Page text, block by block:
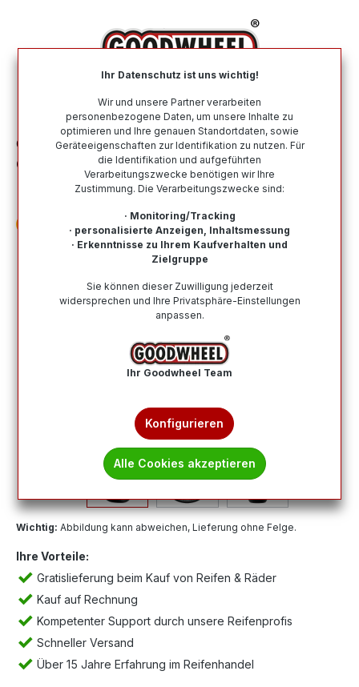
Ganzjahresreifen Nach Größe 235 45 R20
CONTINENTAL ALLSEASONCONTACT 2
(EVc) 235/45R20 100T (EVc) XL FR BSW
Wichtig: Abbildung kann abweichen, Lieferung ohne Felge.
Ihre Vorteile:
Gratislieferung beim Kauf von Reifen & Räder
Kauf auf Rechnung
Kompetenter Support durch unsere Reifenprofis
Schneller Versand
Über 15 Jahre Erfahrung im Reifenhandel
Ihr Datenschutz ist uns wichtig!
Wir und unsere Partner verarbeiten
personenbezogene Daten, um unsere Inhalte zu
optimieren und Ihre genauen Standortdaten, sowie
Geräteeigenschaften zur Identifikation zu nutzen. Für
die Identifikation und aufgeführten
Verarbeitungszwecke benötigen wir Ihre
Zustimmung. Die Verarbeitungszwecke sind:
· Monitoring/Tracking
· personalisierte Anzeigen, Inhaltsmessung
· Erkenntnisse zu Ihrem Kaufverhalten und
Zielgruppe
Sie können dieser Zuwilligung jederzeit
widersprechen und Ihre Privatsphäre-Einstellungen
anpassen.
Ihr Goodwheel Team
Konfigurieren
Alle Cookies akzeptieren